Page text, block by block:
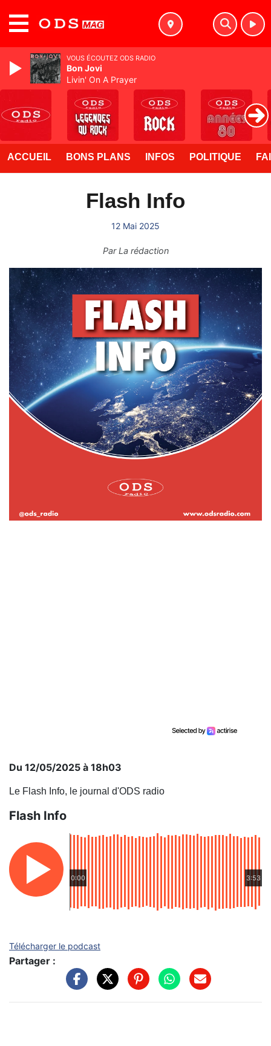
ACCUEIL BONS PLANS INFOS POLITIQUE
Flash Info
12 Mai 2025
ParLa rédaction
Du 12/05/2025 à 18h03
Le Flash Info, le journal d'ODS radio
Flash Info
0:00 3:53
Télécharger le podcast
Partager :
VOUS ÉCOUTEZ ODS RADIO
Bon Jovi
Livin' On A Prayer